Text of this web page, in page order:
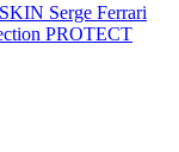
Serge Ferrari
PROTECT